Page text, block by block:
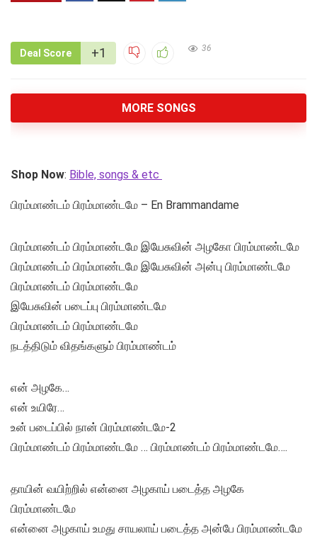
Deal Score +1 36
MORE SONGS
Shop Now: Bible, songs & etc
பிரம்மாண்டம் பிரம்மாண்டமே – En Brammandame
பிரம்மாண்டம் பிரம்மாண்டமே இயேசுவின் அழகோ பிரம்மாண்டமே
பிரம்மாண்டம் பிரம்மாண்டமே இயேசுவின் அன்பு பிரம்மாண்டமே
பிரம்மாண்டம் பிரம்மாண்டமே
இயேசுவின் படைப்பு பிரம்மாண்டமே
பிரம்மாண்டம் பிரம்மாண்டமே
நடத்திடும் விதங்களும் பிரம்மாண்டம்
என் அழகே…
என் உயிரே…
உன் படைப்பில் நான் பிரம்மாண்டமே-2
பிரம்மாண்டம் பிரம்மாண்டமே … பிரம்மாண்டம் பிரம்மாண்டமே….
தாயின் வயிற்றில் என்னை அழகாய் படைத்த அழகே
பிரம்மாண்டமே
என்னை அழகாய் உமது சாயலாய் படைத்த அன்பே பிரம்மாண்டமே